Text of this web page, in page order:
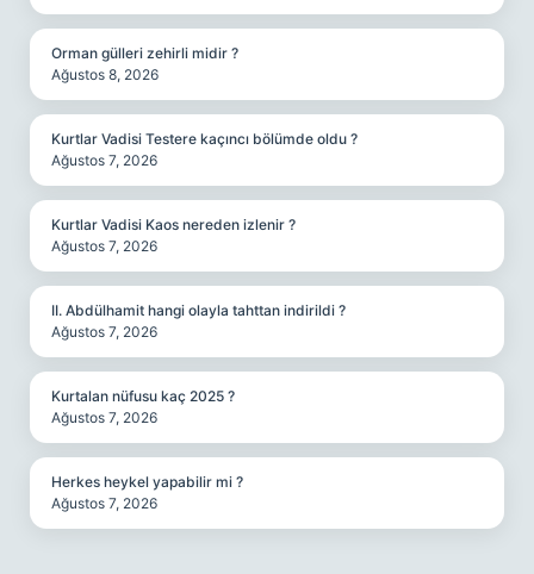
Orman gülleri zehirli midir ?
Ağustos 8, 2026
Kurtlar Vadisi Testere kaçıncı bölümde oldu ?
Ağustos 7, 2026
Kurtlar Vadisi Kaos nereden izlenir ?
Ağustos 7, 2026
II. Abdülhamit hangi olayla tahttan indirildi ?
Ağustos 7, 2026
Kurtalan nüfusu kaç 2025 ?
Ağustos 7, 2026
Herkes heykel yapabilir mi ?
Ağustos 7, 2026